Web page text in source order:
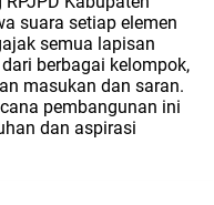
suara setiap elemen
semua lapisan
berbagai kelompok,
masukan dan saran.
pembangunan ini
dan aspirasi